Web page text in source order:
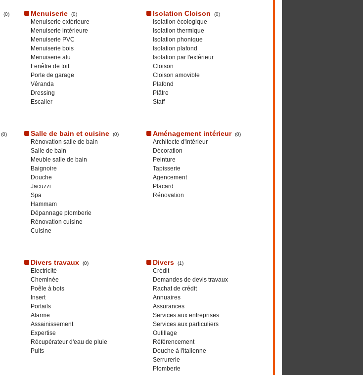
(0) Menuiserie (0)
Menuiserie extérieure
Menuiserie intérieure
Menuiserie PVC
Menuiserie bois
Menuiserie alu
Fenêtre de toit
Porte de garage
Véranda
Dressing
Escalier
Isolation Cloison (0)
Isolation écologique
Isolation thermique
Isolation phonique
Isolation plafond
Isolation par l'extérieur
Cloison
Cloison amovible
Plafond
Plâtre
Staff
(0) Salle de bain et cuisine (0)
Rénovation salle de bain
Salle de bain
Meuble salle de bain
Baignoire
Douche
Jacuzzi
Spa
Hammam
Dépannage plomberie
Rénovation cuisine
Cuisine
Aménagement intérieur (0)
Architecte d'intérieur
Décoration
Peinture
Tapisserie
Agencement
Placard
Rénovation
Divers travaux (0)
Electricité
Cheminée
Poêle à bois
Insert
Portails
Alarme
Assainissement
Expertise
Récupérateur d'eau de pluie
Puits
Divers (1)
Crédit
Demandes de devis travaux
Rachat de crédit
Annuaires
Assurances
Services aux entreprises
Services aux particuliers
Outillage
Référencement
Douche à l'italienne
Serrurerie
Plomberie